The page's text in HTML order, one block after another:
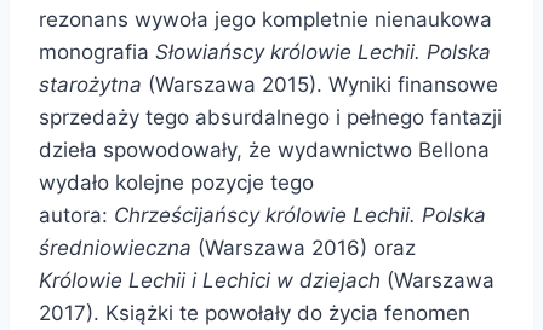
rezonans wywoła jego kompletnie nienaukowa
monografia Słowiańscy królowie Lechii. Polska
starożytna (Warszawa 2015). Wyniki finansowe
sprzedaży tego absurdalnego i pełnego fantazji
dzieła spowodowały, że wydawnictwo Bellona
wydało kolejne pozycje tego
autora: Chrześcijańscy królowie Lechii. Polska
średniowieczna (Warszawa 2016) oraz
Królowie Lechii i Lechici w dziejach (Warszawa
2017). Książki te powołały do życia fenomen